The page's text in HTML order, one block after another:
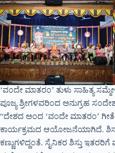
‘ವಂದೇ ಮಾತರಂ’ ತುಳು ಸಾಹಿತ್ಯ
ಪೂಜ್ಯ ಶ್ರೀಗಳವರಿಂದ ಅನುಗ್ರಹ
“ದೇಶದ ಅಂದ ‘ವಂದೇ ಮಾತರಂ’
ಕಾರ್ಯಕ್ರಮದ ಆಯೋಜನೆಯಾಗಿದೆ.
ಕಣ್ಣುಗಳಿದ್ದಂತೆ. ಸೈನಿಕರ ಶಿಸ್ತು